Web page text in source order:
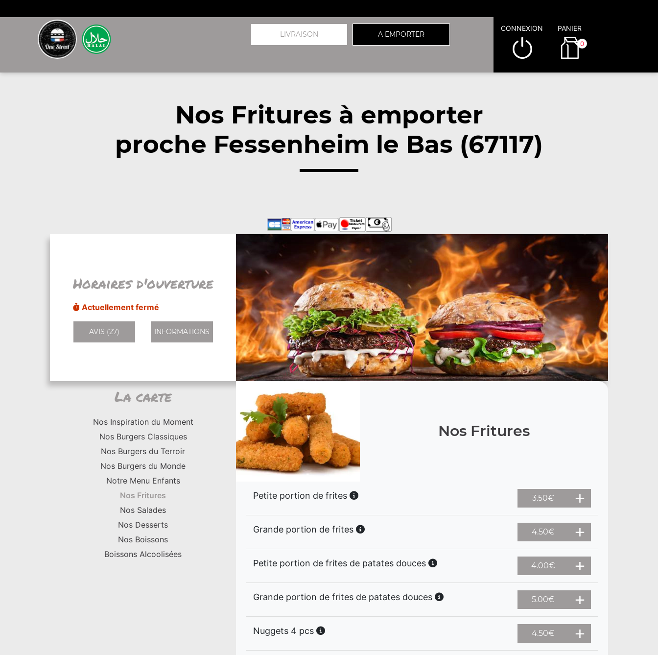
LIVRAISON A EMPORTER
CONNEXION PANIER
0
Nos Fritures à emporter
proche Fessenheim le Bas (67117)
Horaires d'ouverture
Actuellement fermé
AVIS (27) INFORMATIONS
La carte
Nos Inspiration du Moment
Nos Burgers Classiques
Nos Burgers du Terroir
Nos Burgers du Monde
Notre Menu Enfants
Nos Fritures
Nos Salades
Nos Desserts
Nos Boissons
Boissons Alcoolisées
Nos Fritures
Petite portion de frites 3.50€
Grande portion de frites 4.50€
Petite portion de frites de patates douces 4.00€
Grande portion de frites de patates douces 5.00€
Nuggets 4 pcs 4.50€